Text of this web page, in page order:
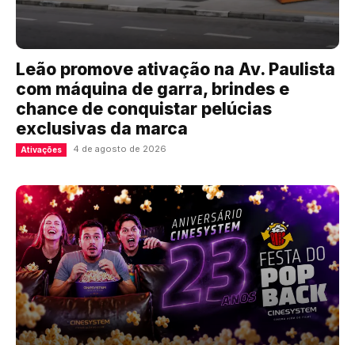
Leão promove ativação na Av. Paulista
com máquina de garra, brindes e
chance de conquistar pelúcias
exclusivas da marca
Ativações 4 de agosto de 2026